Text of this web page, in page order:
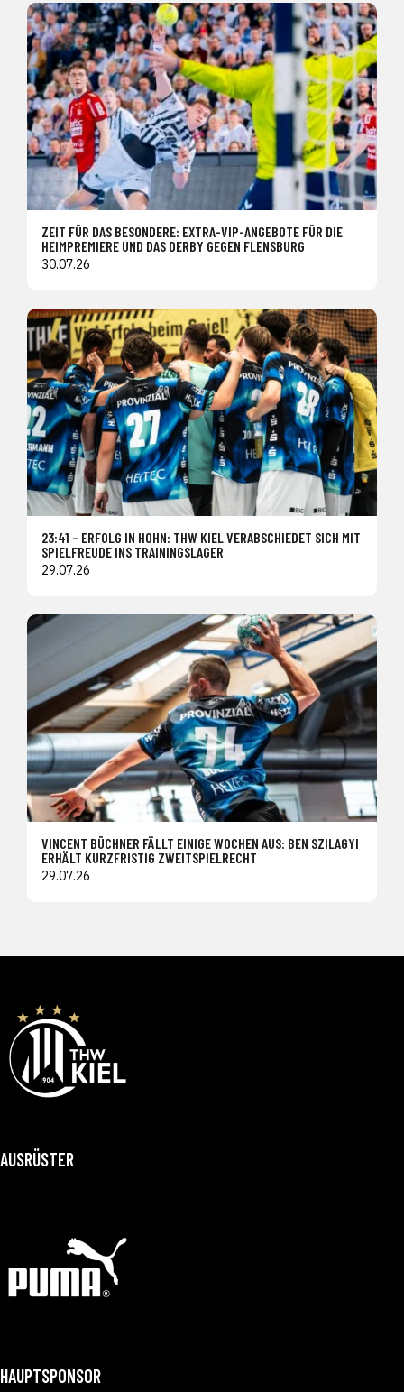
ZEIT FÜR DAS BESONDERE: EXTRA-VIP-ANGEBOTE FÜR DIE
HEIMPREMIERE UND DAS DERBY GEGEN FLENSBURG
30.07.26
23:41 – ERFOLG IN HOHN: THW KIEL VERABSCHIEDET SICH MIT
SPIELFREUDE INS TRAININGSLAGER
29.07.26
VINCENT BÜCHNER FÄLLT EINIGE WOCHEN AUS: BEN SZILAGYI
ERHÄLT KURZFRISTIG ZWEITSPIELRECHT
29.07.26
AUSRÜSTER
HAUPTSPONSOR